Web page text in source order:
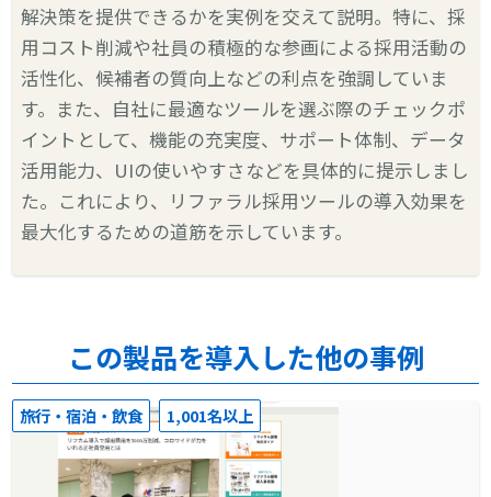
解決策を提供できるかを実例を交えて説明。特に、採
用コスト削減や社員の積極的な参画による採用活動の
活性化、候補者の質向上などの利点を強調していま
す。また、自社に最適なツールを選ぶ際のチェックポ
イントとして、機能の充実度、サポート体制、データ
活用能力、UIの使いやすさなどを具体的に提示しまし
た。これにより、リファラル採用ツールの導入効果を
最大化するための道筋を示しています。
この製品を導入した他の事例
旅行・宿泊・飲食 1,001名以上